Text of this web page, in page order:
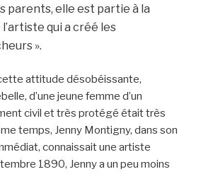
parents, elle est partie à la
qui a créé les
».
attitude désobéissante,
d’une jeune femme d’un
civil et très protégé était très
temps, Jenny Montigny, dans son
connaissait une artiste
1890, Jenny a un peu moins